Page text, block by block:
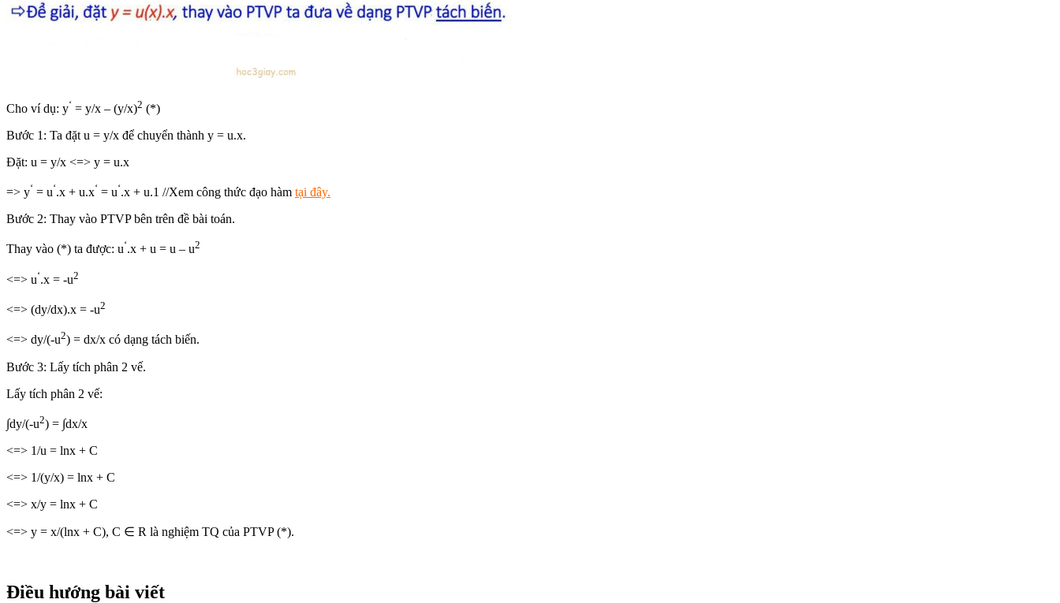
Cho ví dụ: y‘ = y/x – (y/x)2 (*)
Bước 1: Ta đặt u = y/x để chuyển thành y = u.x.
Đặt: u = y/x <=> y = u.x
=> y‘ = u‘.x + u.x‘ = u‘.x + u.1 //Xem công thức đạo hàm tại đây.
Bước 2: Thay vào PTVP bên trên đề bài toán.
Thay vào (*) ta được: u‘.x + u = u – u2
<=> u‘.x = -u2
<=> (dy/dx).x = -u2
<=> dy/(-u2) = dx/x có dạng tách biến.
Bước 3: Lấy tích phân 2 vế.
Lấy tích phân 2 vế:
∫dy/(-u2) = ∫dx/x
<=> 1/u = lnx + C
<=> 1/(y/x) = lnx + C
<=> x/y = lnx + C
<=> y = x/(lnx + C), C ∈ R là nghiệm TQ của PTVP (*).
Điều hướng bài viết